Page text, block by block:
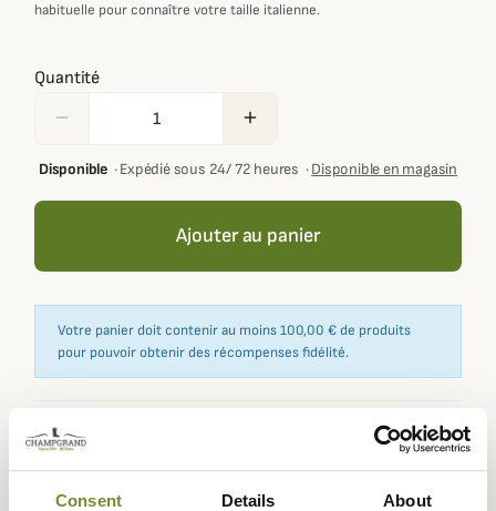
Consent Details About
habituelle pour connaître votre taille italienne.
Quantité
remove add
Disponible·Expédié sous 24/ 72 heures ·Disponible en magasin
Ajouter au panier
Votre panier doit contenir au moins 100,00 € de produits
pour pouvoir obtenir des récompenses fidélité.
Expédié dans
la journée
Échange ou
retour sous
Paiement
sécurisé
Paiement en
3 fois dès 100